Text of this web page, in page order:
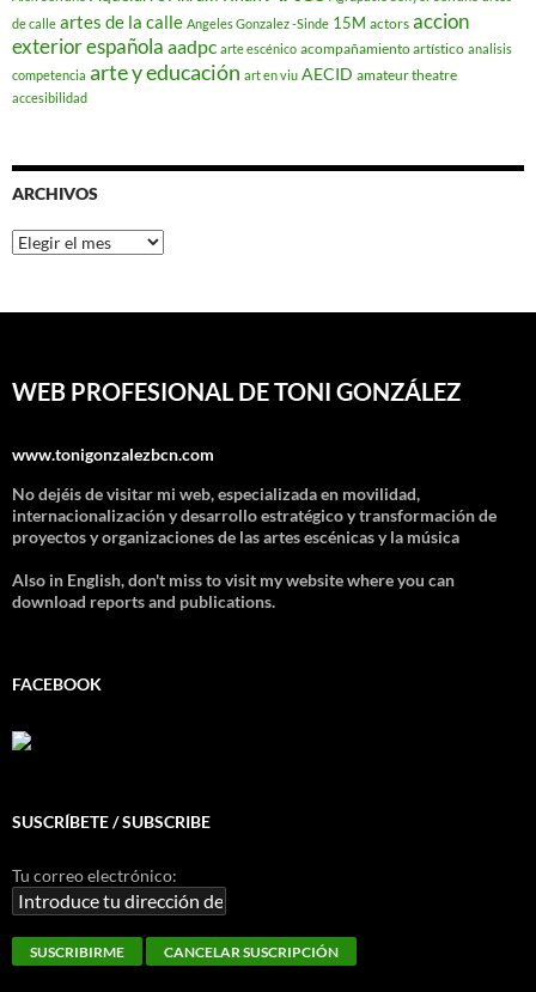
de calle artes de la calle Angeles Gonzalez -Sinde 15M actors accion
exterior española aadpc arte escénico acompañamiento artístico analisis
competencia arte y educación art en viu AECID amateur theatre
accesibilidad
ARCHIVOS
Archivos
WEB PROFESIONAL DE TONI GONZÁLEZ
www.tonigonzalezbcn.com
No dejéis de visitar mi web, especializada en movilidad,
internacionalización y desarrollo estratégico y transformación de
proyectos y organizaciones de las artes escénicas y la música
Also in English, don't miss to visit my website where you can
download reports and publications.
FACEBOOK
SUSCRÍBETE / SUBSCRIBE
Tu correo electrónico: